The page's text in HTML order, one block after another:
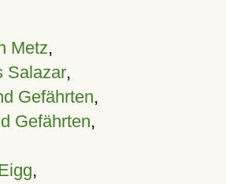
Metz,
Salazar,
Gefährten,
Gefährten,
,